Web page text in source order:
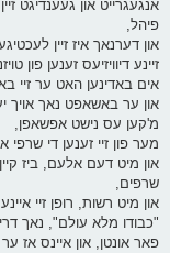
אנגעגרייט און געענדיגט
פיהל,
און דערנאך איז זיין
זיינע דיוויזיעס זענען פון
אים באדינען האט ער זיי
און ער באשאפט נאך אויך
מ'קען עס נישט אפשאפן,
מער פון זיי זענען די
און מיט דעם אלעם, ביז קיין
שרפים,
און מיט רשות, רופן זיי
"כבודו מלא עולם", נאך
פאר אונטן, און איינס אז